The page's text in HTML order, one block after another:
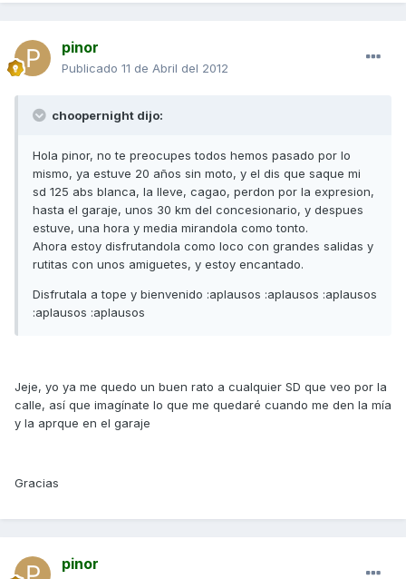
pinor
Publicado 11 de Abril del 2012
choopernight dijo:
Hola pinor, no te preocupes todos hemos pasado por lo
mismo, ya estuve 20 años sin moto, y el dis que saque mi
sd 125 abs blanca, la lleve, cagao, perdon por la expresion,
hasta el garaje, unos 30 km del concesionario, y despues
estuve, una hora y media mirandola como tonto.
Ahora estoy disfrutandola como loco con grandes salidas y
rutitas con unos amiguetes, y estoy encantado.
Disfrutala a tope y bienvenido :aplausos :aplausos :aplausos
:aplausos :aplausos
Jeje, yo ya me quedo un buen rato a cualquier SD que veo por la
calle, así que imagínate lo que me quedaré cuando me den la mía
y la aprque en el garaje
Gracias
pinor